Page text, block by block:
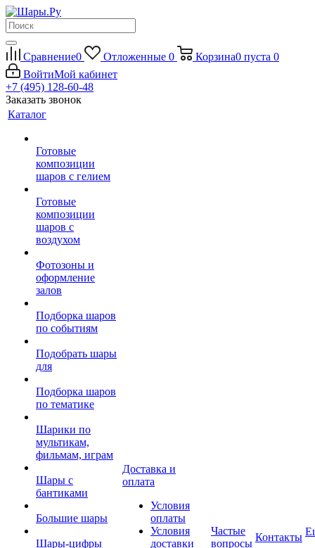
Сравнение0 Отложенные 0 Корзина0 пуста 0
ВойтиМой кабинет
+7 (495) 128-60-48
Заказать звонок
Каталог
Готовые
композиции
шаров с гелием
Готовые
композиции
шаров с
воздухом
Фотозоны и
оформление
залов
Подборка шаров
по событиям
Подобрать шары
для
Подборка шаров
по тематике
Шарики по
мультикам,
фильмам, играм
Шары с
бантиками
Большие шары
Шары-цифры
Доставка и
оплата
Условия
оплаты
Условия
доставки
Частые
вопросы
Контакты